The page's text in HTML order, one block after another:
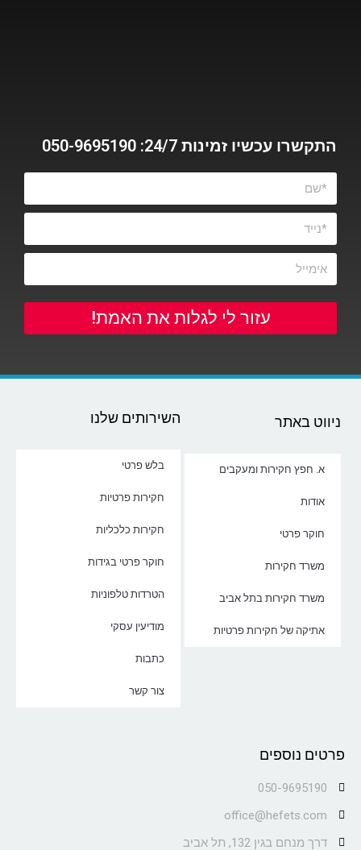
התקשרו עכשיו זמינות 24/7: 050-9695190
עזור לי לגלות את האמת!
ניווט באתר
א. חפץ חקירות ומעקבים
אודות
חוקר פרטי
משרד חקירות
משרד חקירות בתל אביב
אתיקה של חקירות פרטיות
השירותים שלנו
בלש פרטי
חקירות פרטיות
חקירות כלכליות
חוקר פרטי בגידות
הטרדות טלפוניות
מודיעין עסקי
כתבות
צור קשר
פרטים נוספים
050-9695190
office@hefets.com
דרך מנחם בגין 132, תל אביב